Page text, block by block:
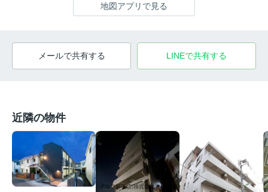
地図アプリで見る
メールで共有する LINEで共有する
近隣の物件